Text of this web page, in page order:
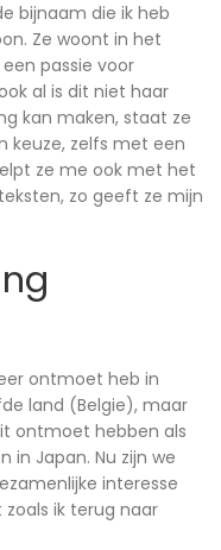
bijnaam die ik heb
Ze woont in het
passie voor
al is dit niet haar
kan maken, staat ze
keuze, zelfs met een
ze me ook met het
zo geeft ze mijn
ontmoet heb in
land (Belgie), maar
ontmoet hebben als
in Japan. Nu zijn we
interesse
ik terug naar